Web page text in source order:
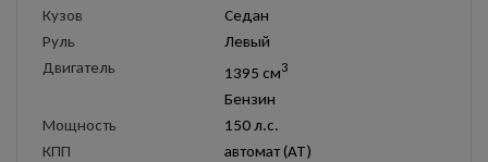
Кузов
Седан
Руль
Левый
Двигатель
1395 см3
Бензин
Мощность
150 л.с.
КПП
автомат (AT)